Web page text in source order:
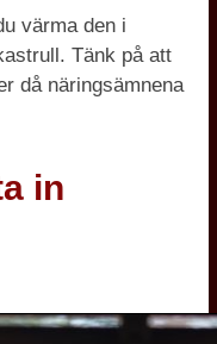
värma den i
Tänk på att
då näringsämnena
in